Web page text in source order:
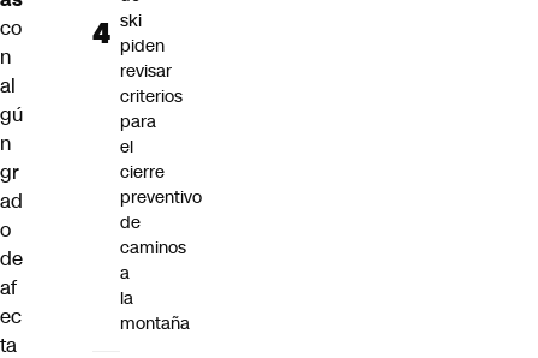
co
n
al
gú
n
gr
ad
o
de
af
ec
ta
ski
piden
revisar
criterios
para
el
cierre
preventivo
de
caminos
a
la
montaña